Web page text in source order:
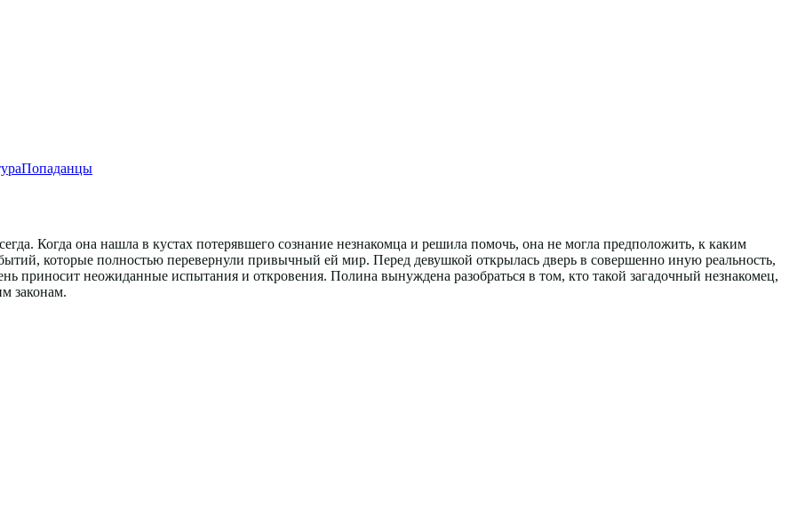
Попаданцы
Когда она нашла в кустах потерявшего сознание незнакомца и решила помочь, она не могла предположить, к каким
которые полностью перевернули привычный ей мир. Перед девушкой открылась дверь в совершенно иную реальность,
неожиданные испытания и откровения. Полина вынуждена разобраться в том, кто такой загадочный незнакомец,
законам.